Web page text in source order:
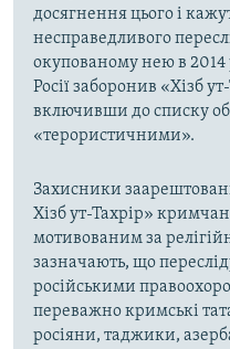
досягнення цього і
несправедливого
окупованому нею в
Росії заборонив «Хізб
включивши до списку
«терористичними».
Захисники
Хізб ут-Тахрір»
мотивованим за
зазначають, що
російськими
переважно кримські
росіяни, таджики,